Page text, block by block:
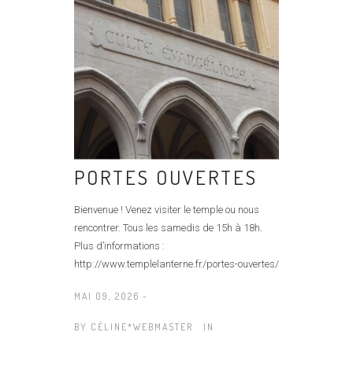
PORTES OUVERTES
Bienvenue ! Venez visiter le temple ou nous
rencontrer. Tous les samedis de 15h à 18h.
Plus d’informations :
http://www.templelanterne.fr/portes-ouvertes/
MAI 09, 2026 -
BY CÉLINE*WEBMASTER IN